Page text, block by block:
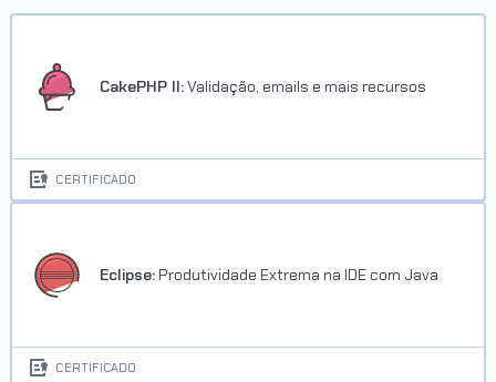
CakePHP II:Validação, emails e mais recursos
CERTIFICADO
Eclipse: Produtividade Extrema na IDE com Java
CERTIFICADO